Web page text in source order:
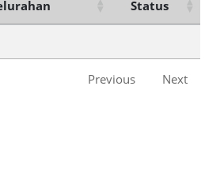
Status
Previous Next